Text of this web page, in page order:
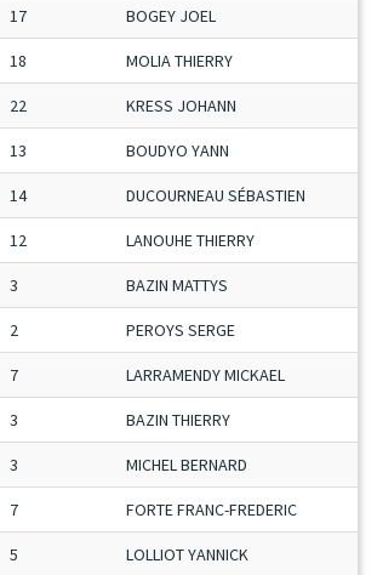
17 BOGEY JOEL
18 MOLIA THIERRY
22 KRESS JOHANN
13 BOUDYO YANN
14 DUCOURNEAU SÉBASTIEN
12 LANOUHE THIERRY
3 BAZIN MATTYS
2 PEROYS SERGE
7 LARRAMENDY MICKAEL
3 BAZIN THIERRY
3 MICHEL BERNARD
7 FORTE FRANC-FREDERIC
5 LOLLIOT YANNICK